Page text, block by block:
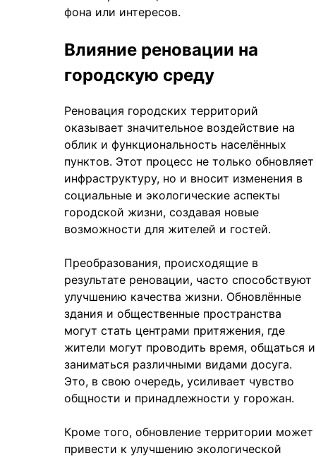
фона или интересов.
Влияние реновации на
городскую среду
Реновация городских территорий
оказывает значительное воздействие на
облик и функциональность населённых
пунктов. Этот процесс не только обновляет
инфраструктуру, но и вносит изменения в
социальные и экологические аспекты
городской жизни, создавая новые
возможности для жителей и гостей.
Преобразования, происходящие в
результате реновации, часто способствуют
улучшению качества жизни. Обновлённые
здания и общественные пространства
могут стать центрами притяжения, где
жители могут проводить время, общаться и
заниматься различными видами досуга.
Это, в свою очередь, усиливает чувство
общности и принадлежности у горожан.
Кроме того, обновление территории может
привести к улучшению экологической